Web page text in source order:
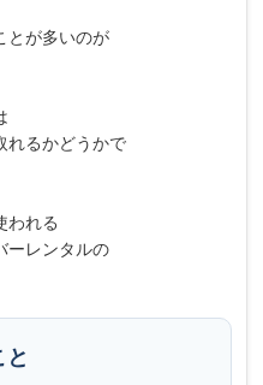
とが多いのが
れるかどうかで
われる
ーレンタルの
と